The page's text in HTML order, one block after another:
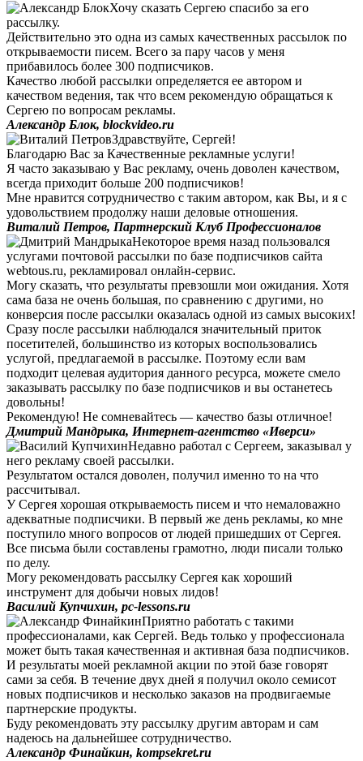
Хочу сказать Сергею спасибо за его
рассылку.
Действительно это одна из самых качественных рассылок по
открываемости писем. Всего за пару часов у меня
прибавилось более 300 подписчиков.
Качество любой рассылки определяется ее автором и
качеством ведения, так что всем рекомендую обращаться к
Сергею по вопросам рекламы.
Александр Блок, blockvideo.ru
Здравствуйте, Сергей!
Благодарю Вас за Качественные рекламные услуги!
Я часто заказываю у Вас рекламу, очень доволен качеством,
всегда приходит больше 200 подписчиков!
Мне нравится сотрудничество с таким автором, как Вы, и я с
удовольствием продолжу наши деловые отношения.
Виталий Петров, Партнерский Клуб Профессионалов
Некоторое время назад пользовался
услугами почтовой рассылки по базе подписчиков сайта
webtous.ru, рекламировал онлайн-сервис.
Могу сказать, что результаты превзошли мои ожидания. Хотя
сама база не очень большая, по сравнению с другими, но
конверсия после рассылки оказалась одной из самых высоких!
Сразу после рассылки наблюдался значительный приток
посетителей, большинство из которых воспользовались
услугой, предлагаемой в рассылке. Поэтому если вам
подходит целевая аудитория данного ресурса, можете смело
заказывать рассылку по базе подписчиков и вы останетесь
довольны!
Рекомендую! Не сомневайтесь — качество базы отличное!
Дмитрий Мандрыка, Интернет-агентство «Иверси»
Недавно работал с Сергеем, заказывал у
него рекламу своей рассылки.
Результатом остался доволен, получил именно то на что
рассчитывал.
У Сергея хорошая открываемость писем и что немаловажно
адекватные подписчики. В первый же день рекламы, ко мне
поступило много вопросов от людей пришедших от Сергея.
Все письма были составлены грамотно, люди писали только
по делу.
Могу рекомендовать рассылку Сергея как хороший
инструмент для добычи новых лидов!
Василий Купчихин, pc-lessons.ru
Приятно работать с такими
профессионалами, как Сергей. Ведь только у профессионала
может быть такая качественная и активная база подписчиков.
И результаты моей рекламной акции по этой базе говорят
сами за себя. В течение двух дней я получил около семисот
новых подписчиков и несколько заказов на продвигаемые
партнерские продукты.
Буду рекомендовать эту рассылку другим авторам и сам
надеюсь на дальнейшее сотрудничество.
Александр Финайкин, kompsekret.ru